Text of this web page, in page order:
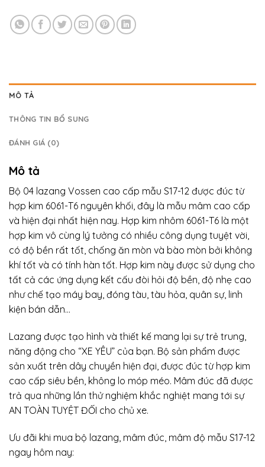
MÔ TẢ
THÔNG TIN BỔ SUNG
ĐÁNH GIÁ (0)
Mô tả
Bộ 04 lazang Vossen cao cấp mẫu S17-12 được đúc từ
hợp kim 6061-T6 nguyên khối, đây là mẫu mâm cao cấp
và hiện đại nhất hiện nay. Hợp kim nhôm 6061-T6 là một
hợp kim vô cùng lý tưởng có nhiều công dụng tuyệt vời,
có độ bền rất tốt, chống ăn mòn và bào mòn bởi không
khí tốt và có tính hàn tốt. Hợp kim này được sử dụng cho
tất cả các ứng dụng kết cấu đòi hỏi độ bền, độ nhẹ cao
như chế tạo máy bay, đóng tàu, tàu hỏa, quân sự, linh
kiện bán dẫn…
Lazang được tạo hình và thiết kế mang lại sự trẻ trung,
năng động cho “XE YÊU” của bạn. Bộ sản phẩm được
sản xuất trên dây chuyền hiện đại, được đúc từ hợp kim
cao cấp siêu bền, không lo móp méo. Mâm đúc đã được
trả qua những lần thử nghiệm khắc nghiệt mang tới sự
AN TOÀN TUYỆT ĐỐI cho chủ xe.
Ưu đãi khi mua bộ lazang, mâm đúc, mâm độ mẫu S17-12
ngay hôm nay: